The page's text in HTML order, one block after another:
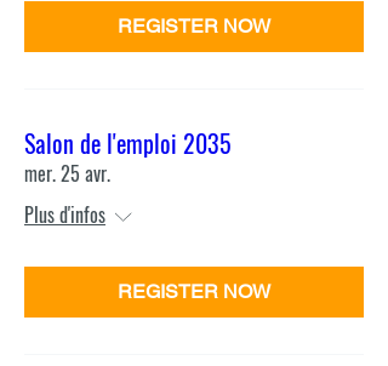
REGISTER NOW
Salon de l'emploi 2035
mer. 25 avr.
Plus d'infos
REGISTER NOW